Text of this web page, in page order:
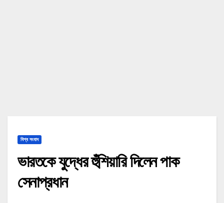
বিশ্ব সংবাদ
ভারতকে যুদ্ধের হুঁশিয়ারি দিলেন পাক
সেনাপ্রধান